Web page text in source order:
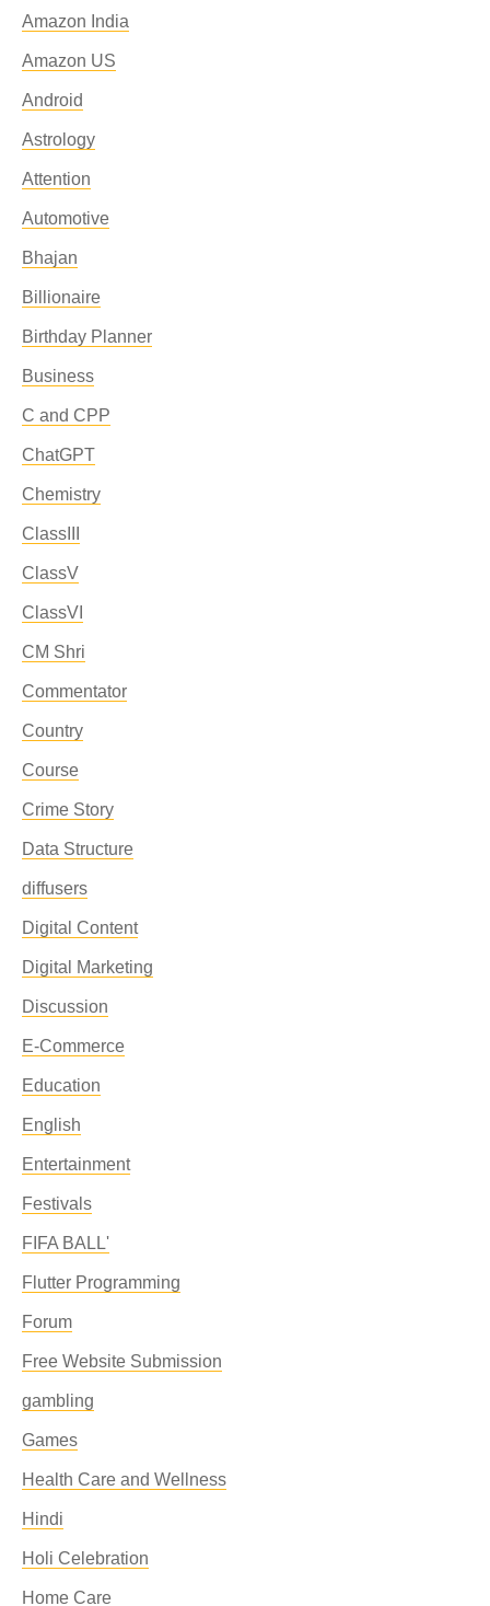
Amazon India
Amazon US
Android
Astrology
Attention
Automotive
Bhajan
Billionaire
Birthday Planner
Business
C and CPP
ChatGPT
Chemistry
ClassIII
ClassV
ClassVI
CM Shri
Commentator
Country
Course
Crime Story
Data Structure
diffusers
Digital Content
Digital Marketing
Discussion
E-Commerce
Education
English
Entertainment
Festivals
FIFA BALL'
Flutter Programming
Forum
Free Website Submission
gambling
Games
Health Care and Wellness
Hindi
Holi Celebration
Home Care